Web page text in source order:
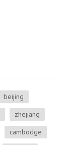
beijing
zhejiang
cambodge